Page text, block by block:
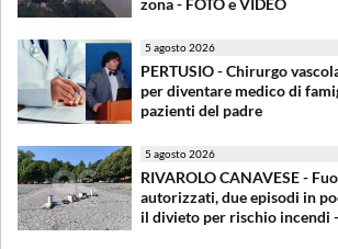
zona - FOTO e VIDEO
5 agosto 2026
PERTUSIO - Chirurgo
per diventare medico di
pazienti del padre
5 agosto 2026
RIVAROLO CANAVESE -
autorizzati, due episodi in
il divieto per rischio incendi